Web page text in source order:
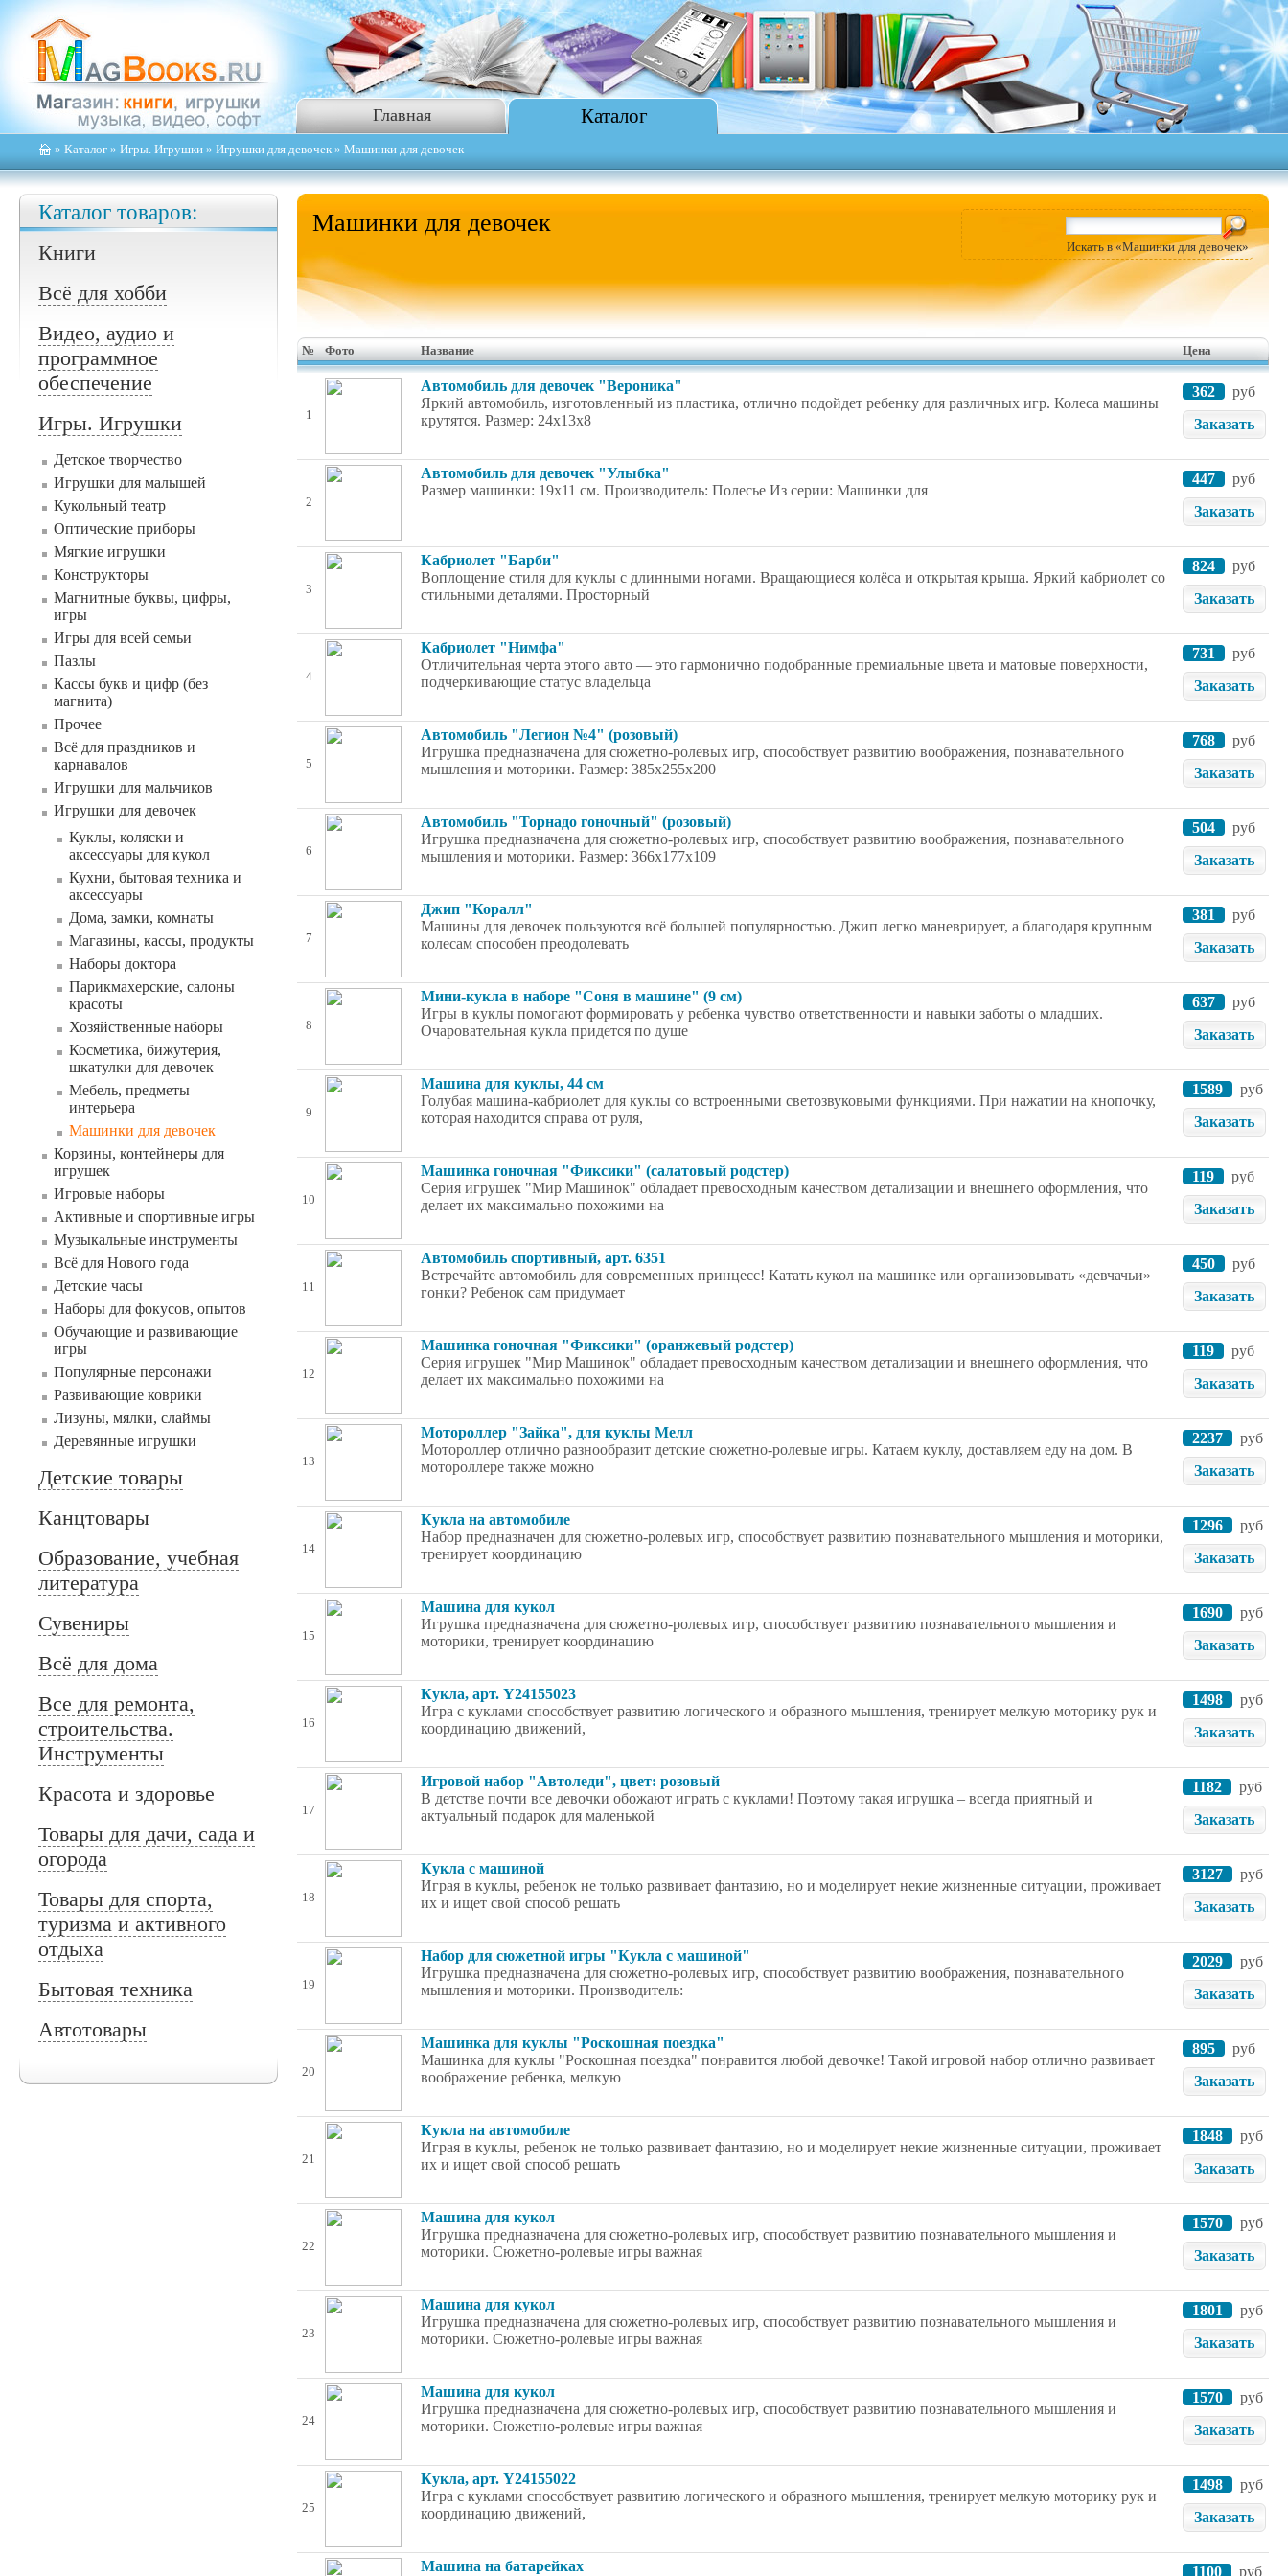
Главная Каталог
» Каталог » Игры. Игрушки » Игрушки для девочек » Машинки для девочек
Каталог товаров:
Книги
Всё для хобби
Видео, аудио и
программное
обеспечение
Игры. Игрушки
Детское творчество
Игрушки для малышей
Кукольный театр
Оптические приборы
Мягкие игрушки
Конструкторы
Магнитные буквы, цифры,
игры
Игры для всей семьи
Пазлы
Кассы букв и цифр (без
магнита)
Прочее
Всё для праздников и
карнавалов
Игрушки для мальчиков
Игрушки для девочек
Куклы, коляски и
аксессуары для кукол
Кухни, бытовая техника и
аксессуары
Дома, замки, комнаты
Магазины, кассы, продукты
Наборы доктора
Парикмахерские, салоны
красоты
Хозяйственные наборы
Косметика, бижутерия,
шкатулки для девочек
Мебель, предметы
интерьера
Машинки для девочек
Корзины, контейнеры для
игрушек
Игровые наборы
Активные и спортивные игры
Музыкальные инструменты
Всё для Нового года
Детские часы
Наборы для фокусов, опытов
Обучающие и развивающие
игры
Популярные персонажи
Развивающие коврики
Лизуны, мялки, слаймы
Деревянные игрушки
Детские товары
Канцтовары
Образование, учебная
литература
Сувениры
Всё для дома
Все для ремонта,
строительства.
Инструменты
Красота и здоровье
Товары для дачи, сада и
огорода
Товары для спорта,
туризма и активного
отдыха
Бытовая техника
Автотовары
Машинки для девочек
Искать в «Машинки для девочек»
№ Фото Название Цена
1
Автомобиль для девочек "Вероника"
Яркий автомобиль, изготовленный из пластика, отлично подойдет ребенку для различных игр. Колеса машины
крутятся. Размер: 24х13х8
362
руб
Заказать
2
Автомобиль для девочек "Улыбка"
Размер машинки: 19х11 см. Производитель: Полесье Из серии: Машинки для
447
руб
Заказать
3
Кабриолет "Барби"
Воплощение стиля для куклы с длинными ногами. Вращающиеся колёса и открытая крыша. Яркий кабриолет со
стильными деталями. Просторный
824
руб
Заказать
4
Кабриолет "Нимфа"
Отличительная черта этого авто — это гармонично подобранные премиальные цвета и матовые поверхности,
подчеркивающие статус владельца
731
руб
Заказать
5
Автомобиль "Легион №4" (розовый)
Игрушка предназначена для сюжетно-ролевых игр, способствует развитию воображения, познавательного
мышления и моторики. Размер: 385x255x200
768
руб
Заказать
6
Автомобиль "Торнадо гоночный" (розовый)
Игрушка предназначена для сюжетно-ролевых игр, способствует развитию воображения, познавательного
мышления и моторики. Размер: 366x177x109
504
руб
Заказать
7
Джип "Коралл"
Машины для девочек пользуются всё большей популярностью. Джип легко маневрирует, а благодаря крупным
колесам способен преодолевать
381
руб
Заказать
8
Мини-кукла в наборе "Соня в машине" (9 см)
Игры в куклы помогают формировать у ребенка чувство ответственности и навыки заботы о младших.
Очаровательная кукла придется по душе
637
руб
Заказать
9
Машина для куклы, 44 см
Голубая машина-кабриолет для куклы со встроенными светозвуковыми функциями. При нажатии на кнопочку,
которая находится справа от руля,
1589
руб
Заказать
10
Машинка гоночная "Фиксики" (салатовый родстер)
Серия игрушек "Мир Машинок" обладает превосходным качеством детализации и внешнего оформления, что
делает их максимально похожими на
119
руб
Заказать
11
Автомобиль спортивный, арт. 6351
Встречайте автомобиль для современных принцесс! Катать кукол на машинке или организовывать «девчачьи»
гонки? Ребенок сам придумает
450
руб
Заказать
12
Машинка гоночная "Фиксики" (оранжевый родстер)
Серия игрушек "Мир Машинок" обладает превосходным качеством детализации и внешнего оформления, что
делает их максимально похожими на
119
руб
Заказать
13
Мотороллер "Зайка", для куклы Мелл
Мотороллер отлично разнообразит детские сюжетно-ролевые игры. Катаем куклу, доставляем еду на дом. В
мотороллере также можно
2237
руб
Заказать
14
Кукла на автомобиле
Набор предназначен для сюжетно-ролевых игр, способствует развитию познавательного мышления и моторики,
тренирует координацию
1296
руб
Заказать
15
Машина для кукол
Игрушка предназначена для сюжетно-ролевых игр, способствует развитию познавательного мышления и
моторики, тренирует координацию
1690
руб
Заказать
16
Кукла, арт. Y24155023
Игра с куклами способствует развитию логического и образного мышления, тренирует мелкую моторику рук и
координацию движений,
1498
руб
Заказать
17
Игровой набор "Автоледи", цвет: розовый
В детстве почти все девочки обожают играть с куклами! Поэтому такая игрушка – всегда приятный и
актуальный подарок для маленькой
1182
руб
Заказать
18
Кукла с машиной
Играя в куклы, ребенок не только развивает фантазию, но и моделирует некие жизненные ситуации, проживает
их и ищет свой способ решать
3127
руб
Заказать
19
Набор для сюжетной игры "Кукла с машиной"
Игрушка предназначена для сюжетно-ролевых игр, способствует развитию воображения, познавательного
мышления и моторики. Производитель:
2029
руб
Заказать
20
Машинка для куклы "Роскошная поездка"
Машинка для куклы "Роскошная поездка" понравится любой девочке! Такой игровой набор отлично развивает
воображение ребенка, мелкую
895
руб
Заказать
21
Кукла на автомобиле
Играя в куклы, ребенок не только развивает фантазию, но и моделирует некие жизненные ситуации, проживает
их и ищет свой способ решать
1848
руб
Заказать
22
Машина для кукол
Игрушка предназначена для сюжетно-ролевых игр, способствует развитию познавательного мышления и
моторики. Сюжетно-ролевые игры важная
1570
руб
Заказать
23
Машина для кукол
Игрушка предназначена для сюжетно-ролевых игр, способствует развитию познавательного мышления и
моторики. Сюжетно-ролевые игры важная
1801
руб
Заказать
24
Машина для кукол
Игрушка предназначена для сюжетно-ролевых игр, способствует развитию познавательного мышления и
моторики. Сюжетно-ролевые игры важная
1570
руб
Заказать
25
Кукла, арт. Y24155022
Игра с куклами способствует развитию логического и образного мышления, тренирует мелкую моторику рук и
координацию движений,
1498
руб
Заказать
Машина на батарейках
1100 руб